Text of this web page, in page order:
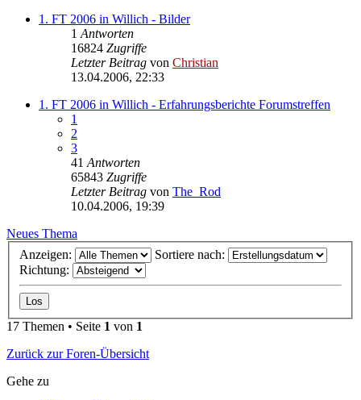
1. FT 2006 in Willich - Bilder
1 Antworten
16824 Zugriffe
Letzter Beitrag von Christian
13.04.2006, 22:33
1. FT 2006 in Willich - Erfahrungsberichte Forumstreffen
1
2
3
41 Antworten
65843 Zugriffe
Letzter Beitrag von The_Rod
10.04.2006, 19:39
Neues Thema
Anzeigen:
Sortiere nach:
Richtung:
17 Themen • Seite 1 von 1
Zurück zur Foren-Übersicht
Gehe zu